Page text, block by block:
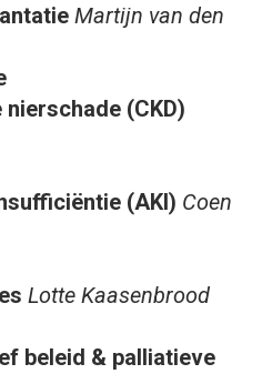
Martijn van den
(CKD)
(AKI) Coen
Lotte Kaasenbrood
beleid & palliatieve